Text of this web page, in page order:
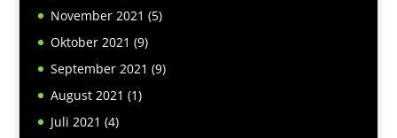
November 2021 (5)
Oktober 2021 (9)
September 2021 (9)
August 2021 (1)
Juli 2021 (4)